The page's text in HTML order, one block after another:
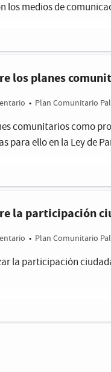
los medios de
los planes
• Plan Comunitario
comunitarios como
para ello en la Ley de
la participación
• Plan Comunitario
la participación